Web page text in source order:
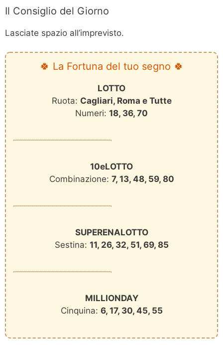
Il Consiglio del Giorno
Lasciate spazio all’imprevisto.
🍀 La Fortuna del tuo segno 🍀
LOTTO
Ruota: Cagliari, Roma e Tutte
Numeri: 18, 36, 70
10eLOTTO
Combinazione: 7, 13, 48, 59, 80
SUPERENALOTTO
Sestina: 11, 26, 32, 51, 69, 85
MILLIONDAY
Cinquina: 6, 17, 30, 45, 55